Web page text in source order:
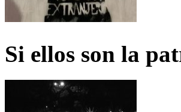
Si ellos son la